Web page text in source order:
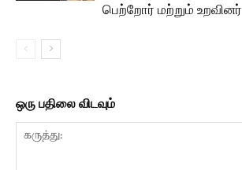
பெற்றோர் மற்றும் உறவினர்
ஒரு பதிலை விடவும்